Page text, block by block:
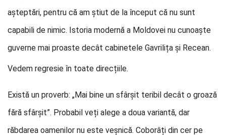
așteptări, pentru că am știut de la început că nu sunt
capabili de nimic. Istoria modernă a Moldovei nu cunoaște
guverne mai proaste decât cabinetele Gavrilița și Recean.
Vedem regresie în toate direcțiile.
Există un proverb: „Mai bine un sfârșit teribil decât o groază
fără sfârșit”. Probabil veți alege a doua variantă, dar
răbdarea oamenilor nu este veșnică. Coborâți din cer pe